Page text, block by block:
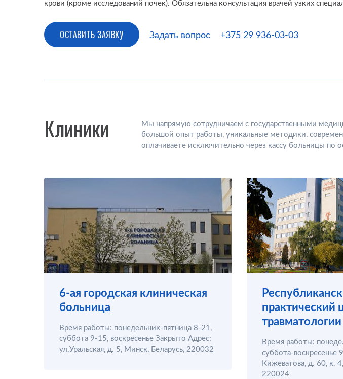
крови (кроме исследований почек). Обязательна консультация врачей узких
ОСТАВИТЬ ЗАЯВКУ Задать вопрос +375 29 936-03-03
Клиники
Мы напрямую сотрудничаем с государственными
большой опыт работы, уникальные методики,
оплачиваете исключительно через кассу больницы по
6-ая городская клиническая
больница
Время работы: понедельник-пятница 8-21,
суббота 9-15, воскресенье Закрыто Адрес:
ул.Уральская, д. 5, Минск, Беларусь, 220032
практический
Время работы:
суббота-воскресенье
Кижеватова, д. 60, к.
220024